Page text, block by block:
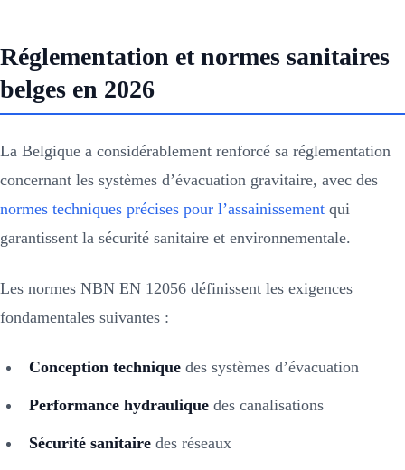
Réglementation et normes sanitaires
belges en 2026
La Belgique a considérablement renforcé sa réglementation
concernant les systèmes d’évacuation gravitaire, avec des
normes techniques précises pour l’assainissement qui
garantissent la sécurité sanitaire et environnementale.
Les normes NBN EN 12056 définissent les exigences
fondamentales suivantes :
Conception technique des systèmes d’évacuation
Performance hydraulique des canalisations
Sécurité sanitaire des réseaux